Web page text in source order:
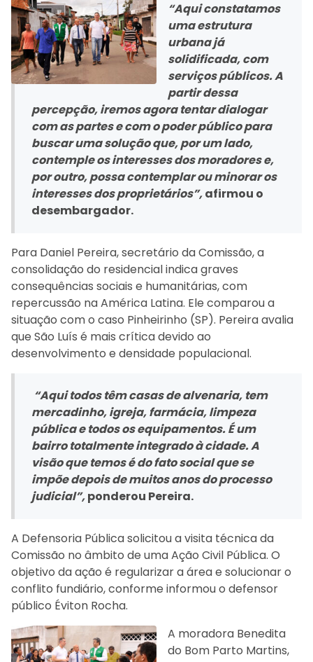
“Aqui constatamos
uma estrutura
urbana já
solidificada, com
serviços públicos. A
partir dessa
percepção, iremos agora tentar dialogar
com as partes e com o poder público para
buscar uma solução que, por um lado,
contemple os interesses dos moradores e,
por outro, possa contemplar ou minorar os
interesses dos proprietários”,afirmou o
desembargador.
Para Daniel Pereira, secretário da Comissão, a
consolidação do residencial indica graves
consequências sociais e humanitárias, com
repercussão na América Latina. Ele comparou a
situação com o caso Pinheirinho (SP). Pereira avalia
que São Luís é mais crítica devido ao
desenvolvimento e densidade populacional.
“Aqui todos têm casas de alvenaria, tem
mercadinho, igreja, farmácia, limpeza
pública e todos os equipamentos. É um
bairro totalmente integrado à cidade. A
visão que temos é do fato social que se
impõe depois de muitos anos do processo
judicial”,ponderou Pereira.
A Defensoria Pública solicitou a visita técnica da
Comissão no âmbito de uma Ação Civil Pública. O
objetivo da ação é regularizar a área e solucionar o
conflito fundiário, conforme informou o defensor
público Éviton Rocha.
A moradora Benedita
do Bom Parto Martins,